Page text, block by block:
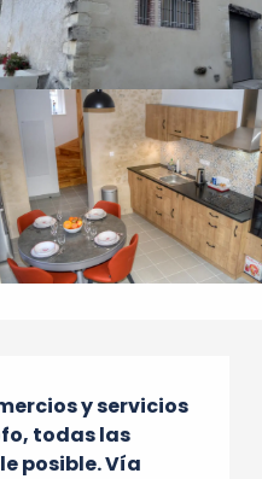
y servicios
todas las
posible. Vía